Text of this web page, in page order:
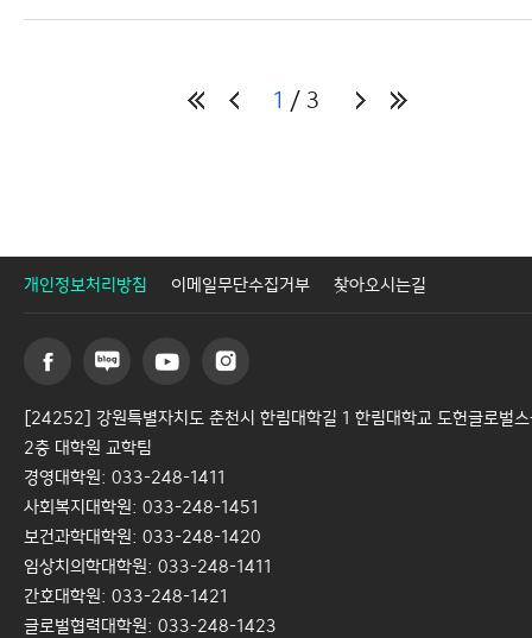
1 3
개인정보처리방침 이메일무단수집거부 찾아오시는길
[24252] 강원특별자치도 춘천시 한림대학길 1 한림대학교 도헌글로벌
2층 대학원 교학팀
경영대학원: 033-248-1411
사회복지대학원: 033-248-1451
보건과학대학원: 033-248-1420
임상치의학대학원: 033-248-1411
간호대학원: 033-248-1421
글로벌협력대학원: 033-248-1423